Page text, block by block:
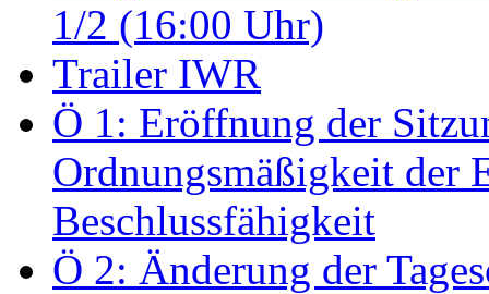
1/2 (16:00 Uhr)
Trailer IWR
Ö 1: Eröffnung der
Ordnungsmäßigkeit der
Beschlussfähigkeit
Ö 2: Änderung der